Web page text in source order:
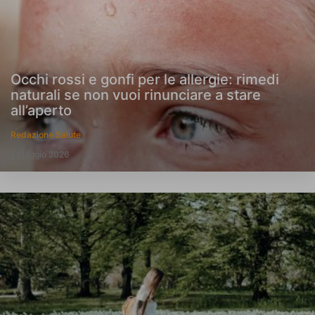
Occhi rossi e gonfi per le allergie: rimedi
naturali se non vuoi rinunciare a stare
all’aperto
Redazione Salute
1 Maggio 2026